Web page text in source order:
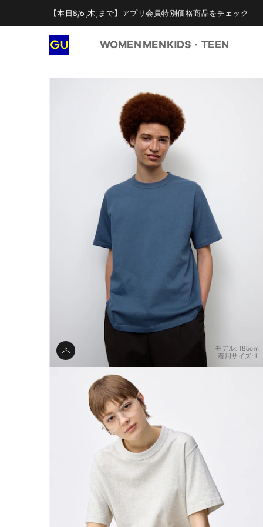
【本日8/6(木)まで】アプリ会員特別価格商品をチェック
WOMEN MENKIDS・TEEN
モデル: 185cm
着用サイズ: L